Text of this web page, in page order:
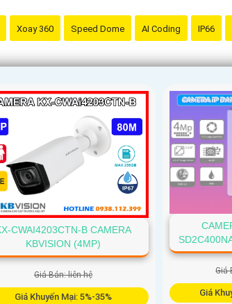
Xoay 360 Speed Dome AI Coding IP66
CWAI4203CTN-B CAMERA
KBVISION (4MP)
Giá Bán: liên hệ
Giá Khuyến Mại: 5%-35%
Giá
Giá